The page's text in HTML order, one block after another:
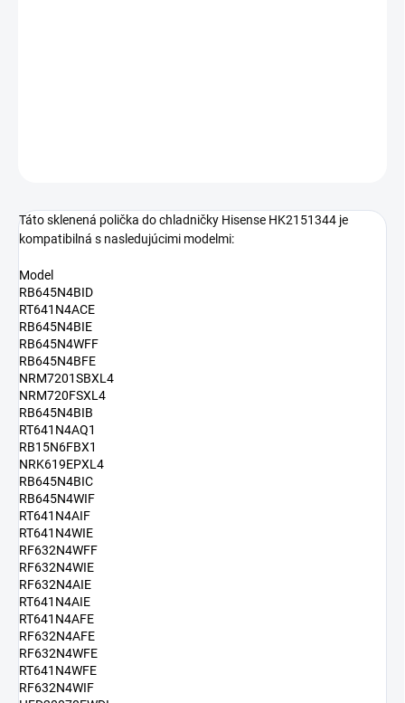
Táto sklenená polička do chladničky Hisense HK2151344 je
kompatibilná s nasledujúcimi modelmi:
Model
RB645N4BID
RT641N4ACE
RB645N4BIE
RB645N4WFF
RB645N4BFE
NRM7201SBXL4
NRM720FSXL4
RB645N4BIB
RT641N4AQ1
RB15N6FBX1
NRK619EPXL4
RB645N4BIC
RB645N4WIF
RT641N4AIF
RT641N4WIE
RF632N4WFF
RF632N4WIE
RF632N4AIE
RT641N4AIE
RT641N4AFE
RF632N4AFE
RF632N4WFE
RT641N4WFE
RF632N4WIF